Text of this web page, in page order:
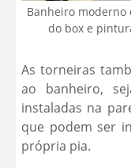
Banheiro
do box e
As torneiras
ao banheiro,
instaladas na
que podem ser
própria pia.